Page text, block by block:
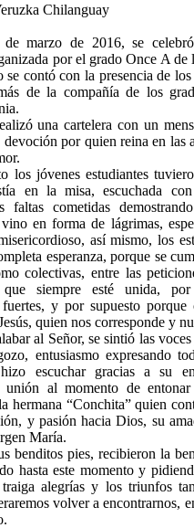
Chilanguay
marzo de 2016, se
por el grado Once A
se contó con la presencia de los
de la compañía de los
una cartelera con un
devoción por quien reina en las
los jóvenes estudiantes
en la misa, escuchada
faltas cometidas
vino en forma de lágrimas,
así mismo, los
esperanza, porque se
colectivas, entre las
que siempre esté unida,
fuertes, y por supuesto porque
quien nos corresponde y
al Señor, se sintió las
entusiasmo expresando
escuchar gracias a su
unión al momento de
hermana “Conchita” quien
y pasión hacia Dios, su
María.
benditos pies, recibieron la
hasta este momento y
alegrías y los triunfos
volver a encontrarnos,